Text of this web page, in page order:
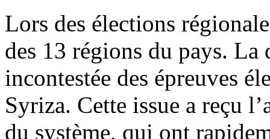
Lors des élections
des 13 régions du pays.
incontestée des épreuves
Syriza. Cette issue a reçu
du système, qui ont